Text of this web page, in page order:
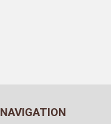
NAVIGATION